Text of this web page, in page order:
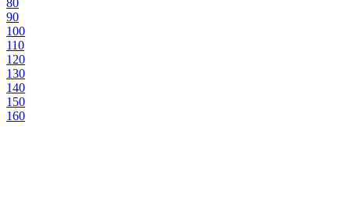
80
90
100
110
120
130
140
150
160